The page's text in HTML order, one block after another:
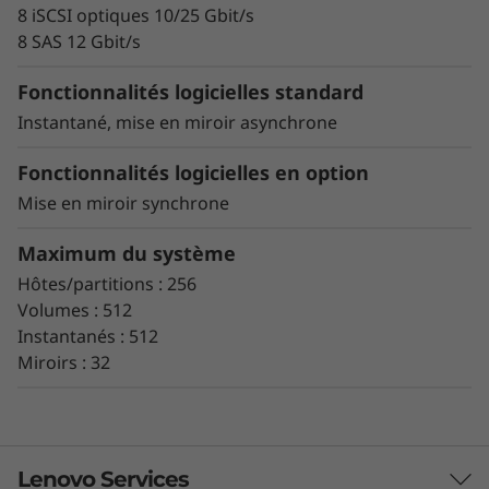
Composants redondants avec basculement
Gestion intuitive du stockage avec fonctions
de réglage complètes
Surveillance et diagnostic avancés avec
réparation proactive
Création d’instantanés, copie de volume,
mise en miroir asynchrone et synchrone
pour la protection des données.
Assurance des données pour l’intégrité des
données et la protection contre la
corruption silencieuse des données
Les sous-systèmes de stockage 100 % Flash
permettent de traiter vos données
8 iSCSI optiques 10/25 Gbit/s
8 SAS 12 Gbit/s
Fonctionnalités logicielles standard
Instantané, mise en miroir asynchrone
Fonctionnalités logicielles en option
Mise en miroir synchrone
Maximum du système
Hôtes/partitions : 256
Volumes : 512
Instantanés : 512
Miroirs : 32
Lenovo Services